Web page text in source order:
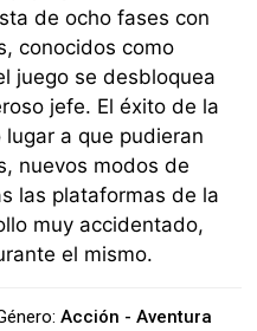
de ocho fases con
conocidos como
juego se desbloquea
jefe. El éxito de la
a que pudieran
nuevos modos de
las plataformas de la
muy accidentado,
el mismo.
Acción - Aventura